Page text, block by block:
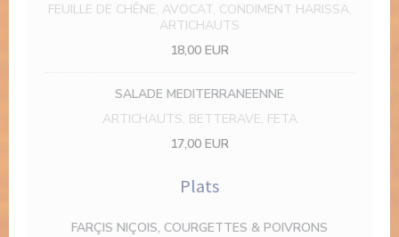
FEUILLE DE CHÊNE, AVOCAT, CONDIMENT HARISSA,
ARTICHAUTS
18,00 EUR
SALADE MEDITERRANEENNE
ARTICHAUTS, BETTERAVE, FETA
17,00 EUR
Plats
FARÇIS NIÇOIS, COURGETTES & POIVRONS